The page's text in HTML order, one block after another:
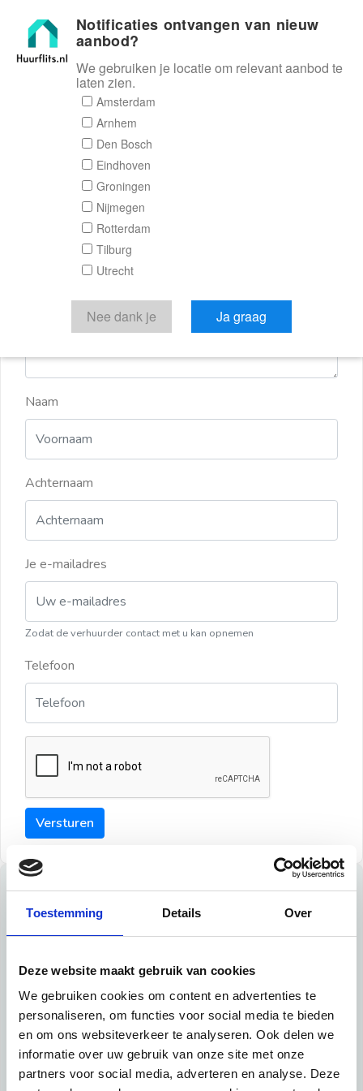
Toestemming Details Over
Deze website maakt gebruik van cookies
We gebruiken cookies om content en advertenties te
personaliseren, om functies voor social media te bieden
en om ons websiteverkeer te analyseren. Ook delen we
informatie over uw gebruik van onze site met onze
partners voor social media, adverteren en analyse. Deze
Huurflits
Reactieformulier
Huurflits
Verstuur je bericht
Door een bericht te sturen kom je in contact met de
aanbieder of makelaar van de woning.
Naam
Achternaam
Je e-mailadres
Zodat de verhuurder contact met u kan opnemen
Telefoon
Versturen
Tips
Tip 1:
Schrijf een duidelijke introductie en geef de volgende
informatie mee:
Ben je student, werkachtig of werkzoekend
Notificaties ontvangen van nieuw
aanbod?
We gebruiken je locatie om relevant aanbod te
laten zien.
Amsterdam
Arnhem
Den Bosch
Eindhoven
Groningen
Nijmegen
Rotterdam
Tilburg
Utrecht
Nee dank je Ja graag